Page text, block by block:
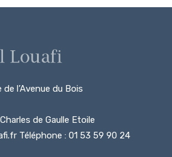
l’Avenue du Bois
de Gaulle Etoile
Téléphone : 01 53 59 90 24